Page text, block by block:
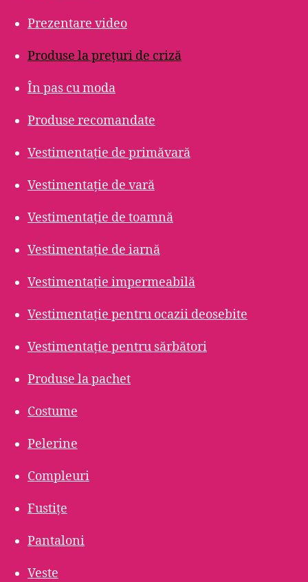
Prezentare video
Produse la prețuri de criză
În pas cu moda
Produse recomandate
Vestimentație de primăvară
Vestimentație de vară
Vestimentație de toamnă
Vestimentație de iarnă
Vestimentație impermeabilă
Vestimentație pentru ocazii deosebite
Vestimentație pentru sărbători
Produse la pachet
Costume
Pelerine
Compleuri
Fustițe
Pantaloni
Veste